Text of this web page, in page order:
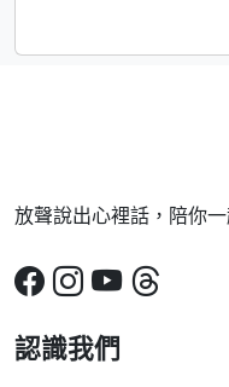
放聲說出心裡話，陪你
認識我們